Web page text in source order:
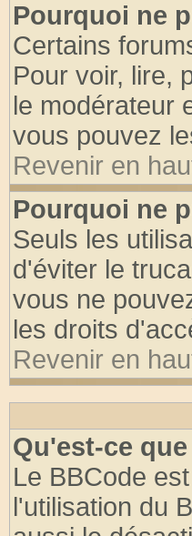
Pourquoi ne
Certains
Pour voir, lire,
le modérateur
vous pouvez
Revenir en
Pourquoi ne
Seuls les
d'éviter le
vous ne
les droits
Revenir en
Qu'est-ce
Le BBCode
l'utilisation du